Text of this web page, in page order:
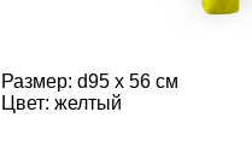
Размер: d95 x 56 см
Цвет: желтый